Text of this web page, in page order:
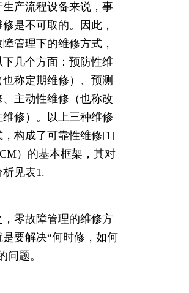
生产流程设备来说，事
修是不可取的。因此，
管理下的维修方式，
下几个方面：预防性维
也称定期维修）、预测
、主动性维修（也称改
维修）。以上三种维修
，构成了可靠性维修[1]
）的基本框架，其对
析见表1.
，零故障管理的维修方
是要解决“何时修，如何
问题。